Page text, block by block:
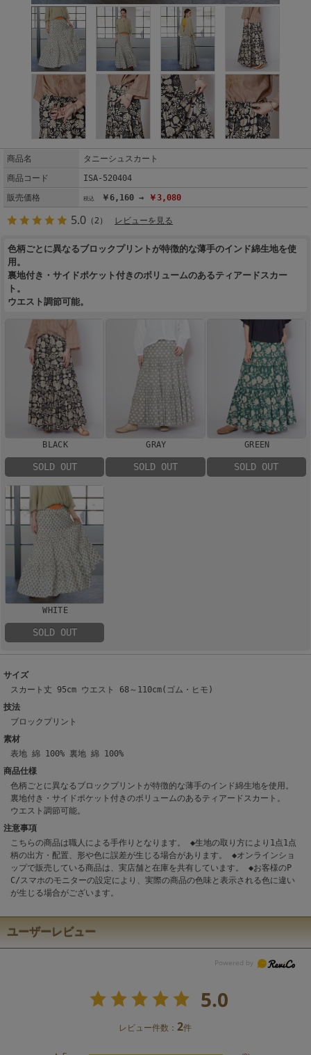
商品名
タニーシュスカート
商品コード
ISA-520404
販売価格
￥6,160 → ￥3,080
5.0 （2） レビューを見る
色柄ごとに異なるブロックプリントが特徴的な薄手のインド綿生地を使
用。
裏地付き・サイドポケット付きのボリュームのあるティアードスカー
ト。
ウエスト調節可能。
BLACK
SOLD OUT
GRAY
SOLD OUT
GREEN
SOLD OUT
WHITE
SOLD OUT
サイズ
スカート丈 95cm ウエスト 68～110cm(ゴム・ヒモ)
技法
ブロックプリント
素材
表地 綿 100% 裏地 綿 100%
商品仕様
色柄ごとに異なるブロックプリントが特徴的な薄手のインド綿生地を使用。
裏地付き・サイドポケット付きのボリュームのあるティアードスカート。
ウエスト調節可能。
注意事項
こちらの商品は職人による手作りとなります。 ◆生地の取り方により1点1点
柄の出方・配置、形や色に誤差が生じる場合があります。 ◆オンラインショ
ップで販売している商品は、実店舗と在庫を共有しています。 ◆お客様のP
C/スマホのモニターの設定により、実際の商品の色味と表示される色に違い
が生じる場合がございます。
ユーザーレビュー
5.0
レビュー件数：2件